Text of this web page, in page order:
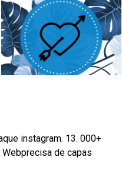
instagram. 13. 000+
de capas